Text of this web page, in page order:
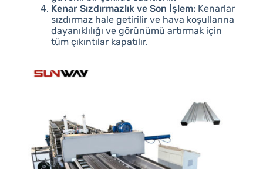
Kenar Sızdırmazlık ve Son İşlem:Kenarlar
sızdırmaz hale getirilir ve hava koşullarına
dayanıklılığı ve görünümü artırmak için
tüm çıkıntılar kapatılır.